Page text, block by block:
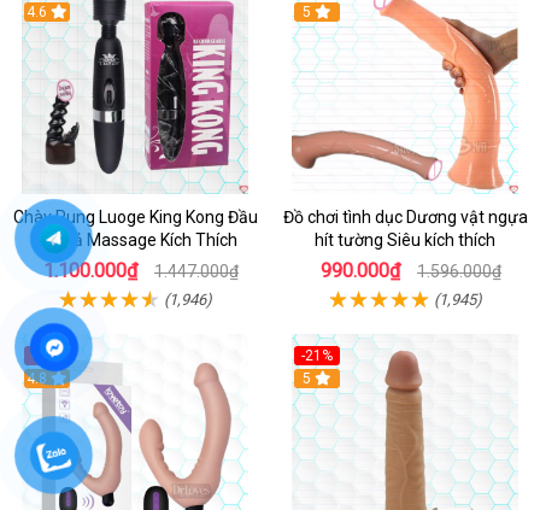
4.6
Chày Rung Luoge King Kong Đầu
DV Giả Massage Kích Thích
1.100.000₫ 1.447.000₫
(1,946)
Hot
5
Đồ chơi tình dục Dương vật ngựa
hít tường Siêu kích thích
990.000₫ 1.596.000₫
(1,945)
-37%
Hot
4.8
-21%
Hot
5